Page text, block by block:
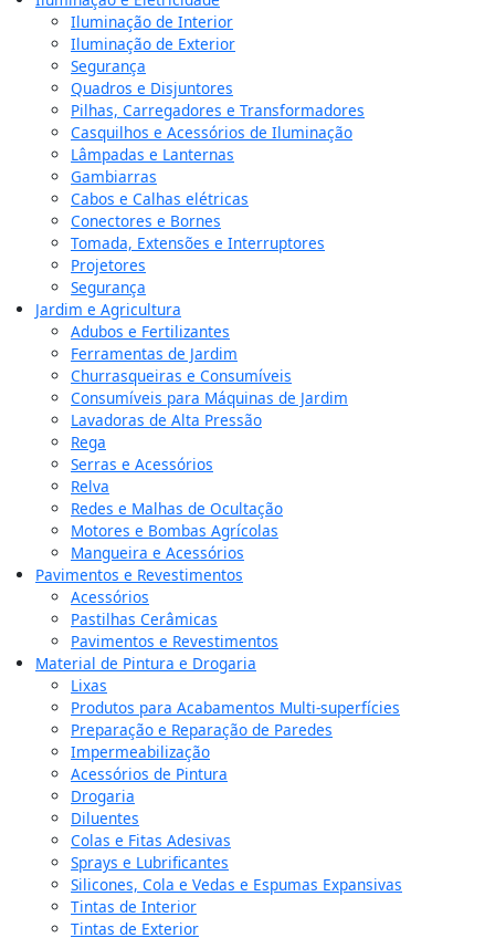
Iluminação de Interior
Iluminação de Exterior
Segurança
Quadros e Disjuntores
Pilhas, Carregadores e Transformadores
Casquilhos e Acessórios de Iluminação
Lâmpadas e Lanternas
Gambiarras
Cabos e Calhas elétricas
Conectores e Bornes
Tomada, Extensões e Interruptores
Projetores
Segurança
Jardim e Agricultura
Adubos e Fertilizantes
Ferramentas de Jardim
Churrasqueiras e Consumíveis
Consumíveis para Máquinas de Jardim
Lavadoras de Alta Pressão
Rega
Serras e Acessórios
Relva
Redes e Malhas de Ocultação
Motores e Bombas Agrícolas
Mangueira e Acessórios
Pavimentos e Revestimentos
Acessórios
Pastilhas Cerâmicas
Pavimentos e Revestimentos
Material de Pintura e Drogaria
Lixas
Produtos para Acabamentos Multi-superfícies
Preparação e Reparação de Paredes
Impermeabilização
Acessórios de Pintura
Drogaria
Diluentes
Colas e Fitas Adesivas
Sprays e Lubrificantes
Silicones, Cola e Vedas e Espumas Expansivas
Tintas de Interior
Tintas de Exterior